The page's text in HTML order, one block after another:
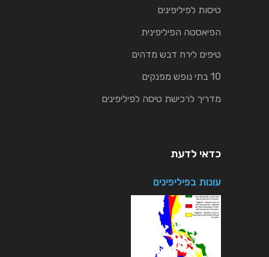
טיסות לפיליפינים
הפיאסטה הפיליפינית
טיפים לירח דבש מדהים
10 בתי נופש מפנקים
מדריך לרכישת טיסה לפיליפינים
כדאי לדעת
עונות בפיליפינים